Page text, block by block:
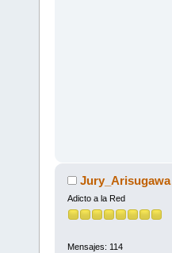
Jury_Arisugawa
Adicto a la Red
Mensajes: 114